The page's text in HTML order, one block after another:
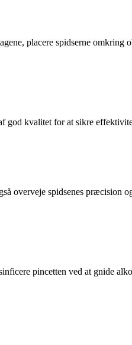
placere spidserne omkring
god kvalitet for at sikre
overveje spidsenes præcision
pincetten ved at gnide